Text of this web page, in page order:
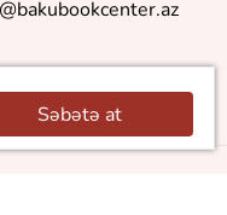
Səbətə at